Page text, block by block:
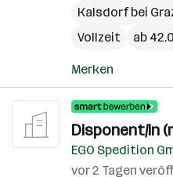
Kalsdorf bei
Vollzeit
ab
Merken
Disponent/in
EGO Spedition
vor 2 Tagen